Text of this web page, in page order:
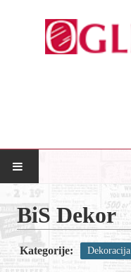
POČETNA
Posao
BiS Dekor
Kategorije: Dekoracija